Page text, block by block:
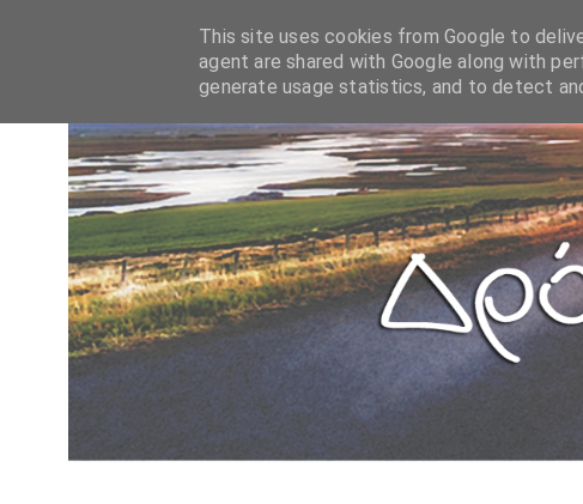
This site uses cookies from Google to
agent are shared with Google along with
generate usage statistics, and to detect